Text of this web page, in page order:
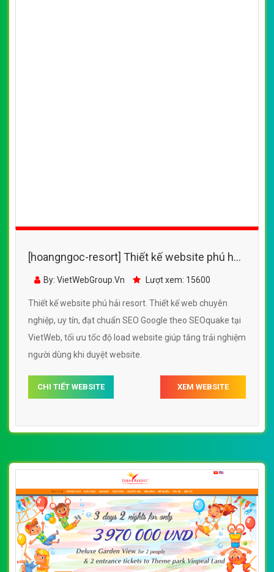
[hoangngoc-resort] Thiết kế website phú hải
resort đẹp, chuyên nghiệp chuẩn SEO
By: VietWebGroup.Vn Lượt xem: 15600
Thiết kế website phú hải resort. Thiết kế web chuyên
nghiệp, uy tín, đạt chuẩn SEO Google theo SEOquake tại
VietWeb, tối ưu tốc độ load website giúp tăng trải nghiệm
người dùng khi duyệt website.
CHI TIẾT WEBSITE XEM WEBSITE